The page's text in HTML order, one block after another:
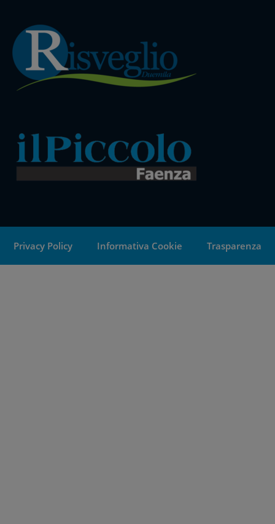
Privacy Policy Informativa Cookie Trasparenza